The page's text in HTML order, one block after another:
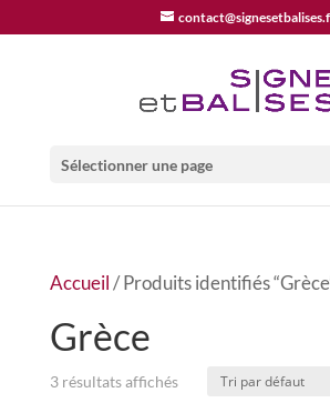
Sélectionner une page
Accueil/ Produits identifiés
Grèce
3 résultats affichés